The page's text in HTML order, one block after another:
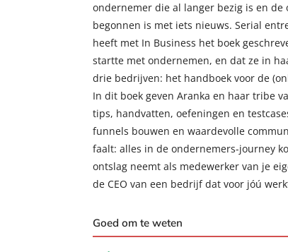
ondernemer die al langer bezig is en
begonnen is met iets nieuws. Serial
heeft met In Business het boek
startte met ondernemen, en dat ze in
drie bedrijven: het handboek voor de
In dit boek geven Aranka en haar tribe
tips, handvatten, oefeningen en
funnels bouwen en waardevolle
faalt: alles in de ondernemers-journey
ontslag neemt als medewerker van je
de CEO van een bedrijf dat voor jóú
Goed om te weten